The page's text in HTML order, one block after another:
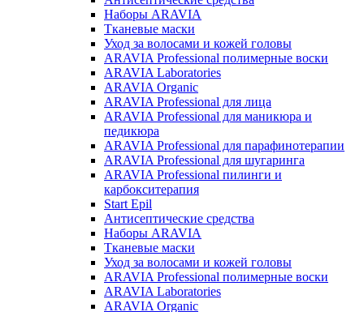
Наборы ARAVIA
Тканевые маски
Уход за волосами и кожей головы
ARAVIA Professional полимерные воски
ARAVIA Laboratories
ARAVIA Organic
ARAVIA Professional для лица
ARAVIA Professional для маникюра и
педикюра
ARAVIA Professional для парафинотерапии
ARAVIA Professional для шугаринга
ARAVIA Professional пилинги и
карбокситерапия
Start Epil
Антисептические средства
Наборы ARAVIA
Тканевые маски
Уход за волосами и кожей головы
ARAVIA Professional полимерные воски
ARAVIA Laboratories
ARAVIA Organic